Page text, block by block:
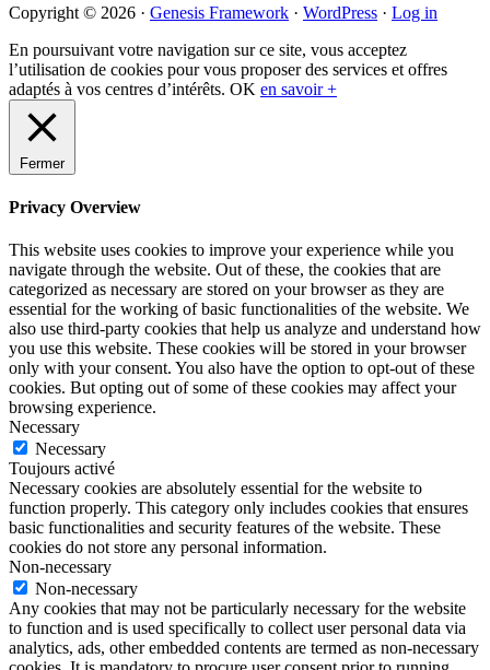
Primary
Sidebar
Copyright © 2026 · Genesis Framework · WordPress · Log in
En poursuivant votre navigation sur ce site, vous acceptez
l’utilisation de cookies pour vous proposer des services et offres
adaptés à vos centres d’intérêts. OK en savoir +
Fermer
Privacy Overview
This website uses cookies to improve your experience while you
navigate through the website. Out of these, the cookies that are
categorized as necessary are stored on your browser as they are
essential for the working of basic functionalities of the website. We
also use third-party cookies that help us analyze and understand how
you use this website. These cookies will be stored in your browser
only with your consent. You also have the option to opt-out of these
cookies. But opting out of some of these cookies may affect your
browsing experience.
Necessary
Necessary
Toujours activé
Necessary cookies are absolutely essential for the website to
function properly. This category only includes cookies that ensures
basic functionalities and security features of the website. These
cookies do not store any personal information.
Non-necessary
Non-necessary
Any cookies that may not be particularly necessary for the website
to function and is used specifically to collect user personal data via
analytics, ads, other embedded contents are termed as non-necessary